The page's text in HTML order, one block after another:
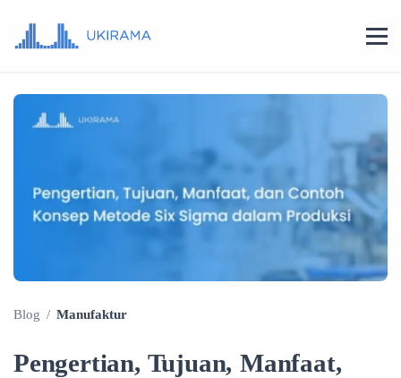
Blog / Manufaktur
Pengertian, Tujuan, Manfaat,